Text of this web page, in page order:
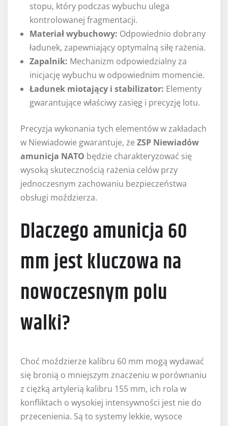
stopu, który podczas wybuchu ulega
kontrolowanej fragmentacji.
Materiał wybuchowy: Odpowiednio dobrany
ładunek, zapewniający optymalną siłę rażenia.
Zapalnik: Mechanizm odpowiedzialny za
inicjację wybuchu w odpowiednim momencie.
Ładunek miotający i stabilizator: Elementy
gwarantujące właściwy zasięg i precyzję lotu.
Precyzja wykonania tych elementów w zakładach
w Niewiadowie gwarantuje, że ZSP Niewiadów
amunicja NATO będzie charakteryzować się
wysoką skutecznością rażenia celów przy
jednoczesnym zachowaniu bezpieczeństwa
obsługi moździerza.
Dlaczego amunicja 60
mm jest kluczowa na
nowoczesnym polu
walki?
Choć moździerze kalibru 60 mm mogą wydawać
się bronią o mniejszym znaczeniu w porównaniu
z ciężką artylerią kalibru 155 mm, ich rola w
konfliktach o wysokiej intensywności jest nie do
przecenienia. Są to systemy lekkie, wysoce